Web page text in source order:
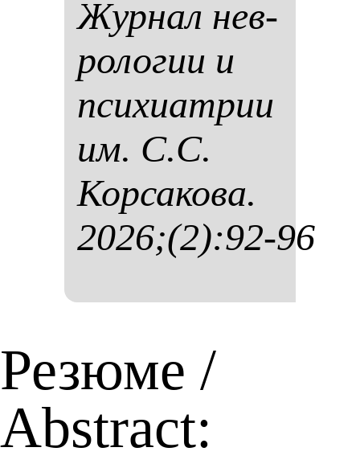
Жур­нал нев­
ро­ло­гии и
пси­хи­ат­рии
им. С.С.
Кор­са­ко­ва.
2026;(2):92-96
Резюме /
Abstract: